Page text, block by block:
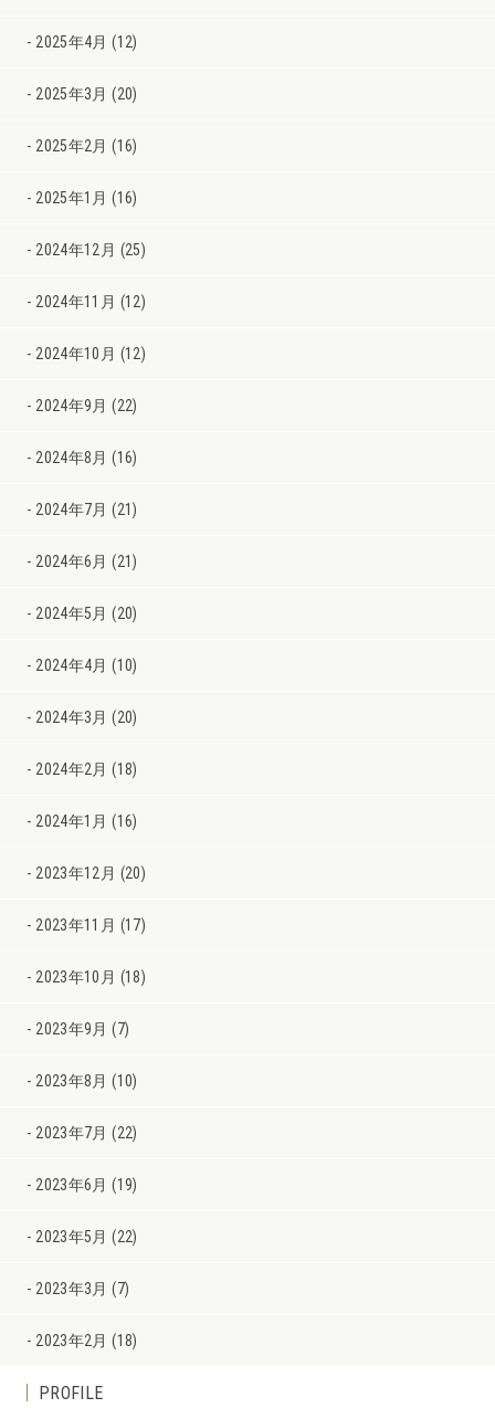
2025年4月 (12)
2025年3月 (20)
2025年2月 (16)
2025年1月 (16)
2024年12月 (25)
2024年11月 (12)
2024年10月 (12)
2024年9月 (22)
2024年8月 (16)
2024年7月 (21)
2024年6月 (21)
2024年5月 (20)
2024年4月 (10)
2024年3月 (20)
2024年2月 (18)
2024年1月 (16)
2023年12月 (20)
2023年11月 (17)
2023年10月 (18)
2023年9月 (7)
2023年8月 (10)
2023年7月 (22)
2023年6月 (19)
2023年5月 (22)
2023年3月 (7)
2023年2月 (18)
PROFILE